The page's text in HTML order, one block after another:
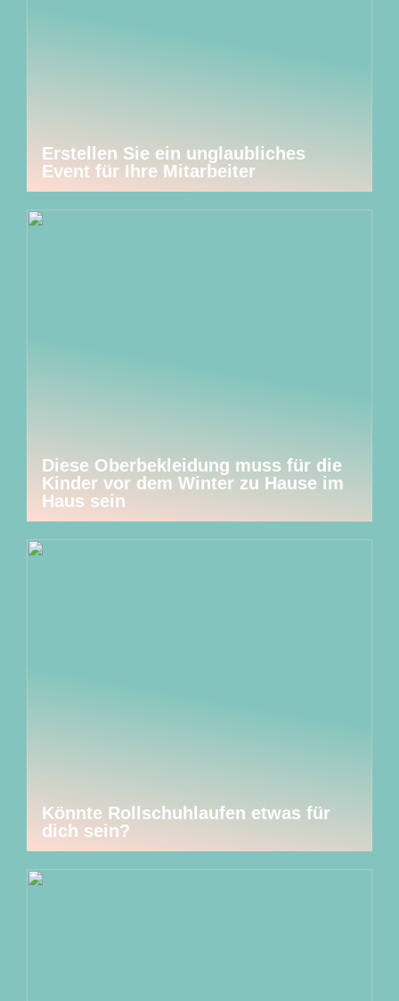
Erstellen Sie ein unglaubliches
Event für Ihre Mitarbeiter
Diese Oberbekleidung muss für die
Kinder vor dem Winter zu Hause im
Haus sein
Könnte Rollschuhlaufen etwas für
dich sein?